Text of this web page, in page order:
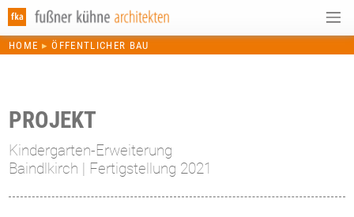
HOME ▸ÖFFENTLICHER BAU
PROJEKT
Kindergarten-Erweiterung
Baindlkirch | Fertigstellung 2021